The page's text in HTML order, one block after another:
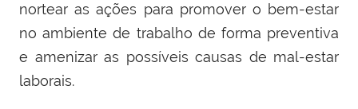
nortear as ações para promover o bem-estar
no ambiente de trabalho de forma preventiva
e amenizar as possíveis causas de mal-estar
laborais.